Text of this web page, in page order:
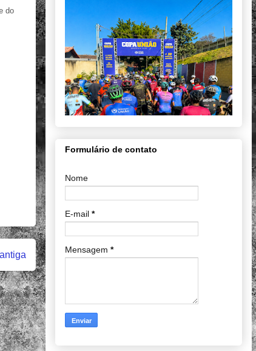
do
Formulário de contato
Nome
E-mail *
Mensagem *